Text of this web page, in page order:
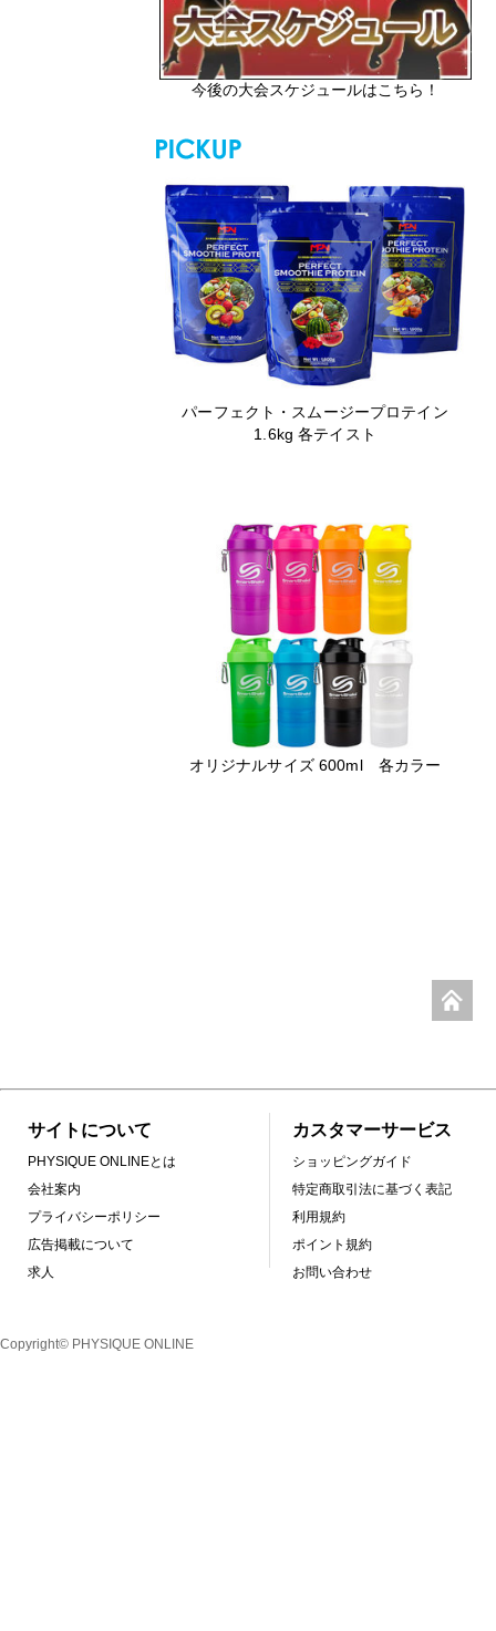
今後の大会スケジュールはこちら！
パーフェクト・スムージープロテイン
1.6kg 各テイスト
オリジナルサイズ 600ml 各カラー
サイトについて
PHYSIQUE ONLINEとは
会社案内
プライバシーポリシー
広告掲載について
求人
カスタマーサービス
ショッピングガイド
特定商取引法に基づく表記
利用規約
ポイント規約
お問い合わせ
Copyright© PHYSIQUE ONLINE